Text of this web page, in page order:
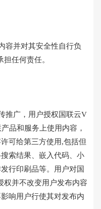
容并对其安全性自行负
任何责任。
推广，用户授权国联云V
品和服务上使用内容，
可给第三方使用,包括但
索结果、嵌入代码、小
行印刷品等。用户对国
权并不改变用户发布内容
响用户行使其对发布内